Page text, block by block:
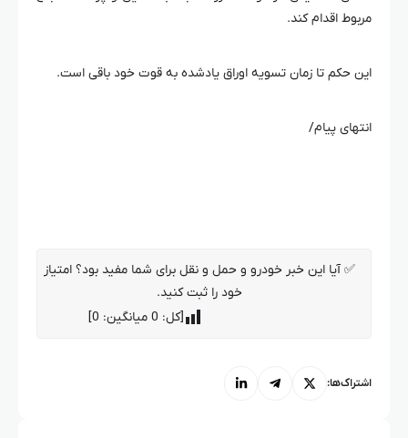
مربوط اقدام کند.
این حکم تا زمان تسویه اوراق یادشده به قوت خود باقی است.
انتهای پیام/
✅ آیا این خبر خودرو و حمل و نقل برای شما مفید بود؟ امتیاز
خود را ثبت کنید.
[کل:0میانگین:0
]
اشتراک‌ها: